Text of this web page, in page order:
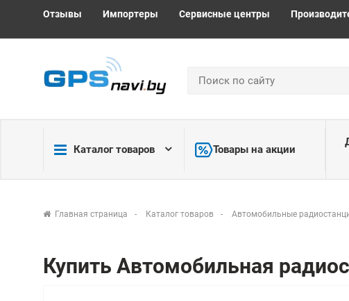
Отзывы Импортеры Сервисные центры
Каталог товаров Товары на акции
Главная страница Каталог товаров Автомобильные
Купить Автомобильная